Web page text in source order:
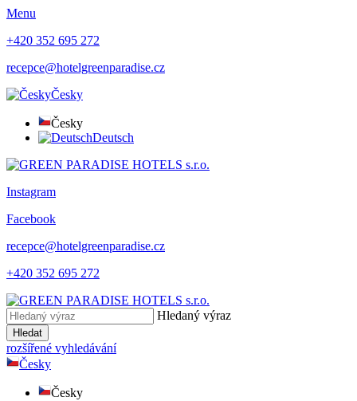
Menu
+420 352 695 272
recepce@hotelgreenparadise.cz
Česky
Česky
Deutsch
Instagram
Facebook
recepce@hotelgreenparadise.cz
+420 352 695 272
Hledaný výraz
Hledat
rozšířené vyhledávání
Česky
Česky